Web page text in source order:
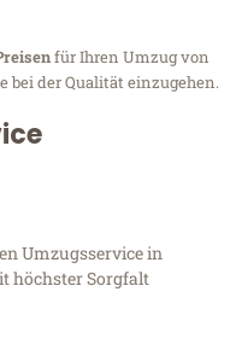
für Ihren Umzug von
der Qualität einzugehen.
Umzugsservice in
höchster Sorgfalt